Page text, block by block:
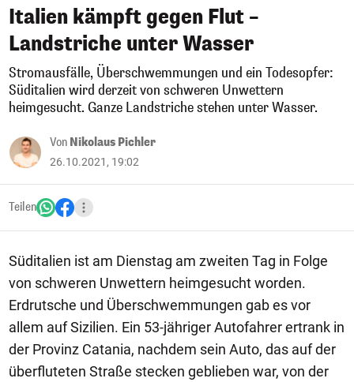
Italien kämpft gegen Flut –
Landstriche unter Wasser
Stromausfälle, Überschwemmungen und ein Todesopfer:
Süditalien wird derzeit von schweren Unwettern
heimgesucht. Ganze Landstriche stehen unter Wasser.
Von Nikolaus Pichler
26.10.2021, 19:02
Teilen
Süditalien ist am Dienstag am zweiten Tag in Folge
von schweren Unwettern heimgesucht worden.
Erdrutsche und Überschwemmungen gab es vor
allem auf Sizilien. Ein 53-jähriger Autofahrer ertrank in
der Provinz Catania, nachdem sein Auto, das auf der
überfluteten Straße stecken geblieben war, von der